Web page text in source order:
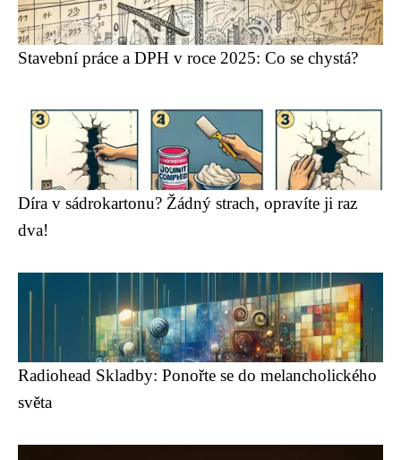
Stavební práce a DPH v roce 2025: Co se chystá?
Díra v sádrokartonu? Žádný strach, opravíte ji raz
dva!
Radiohead Skladby: Ponořte se do melancholického
světa